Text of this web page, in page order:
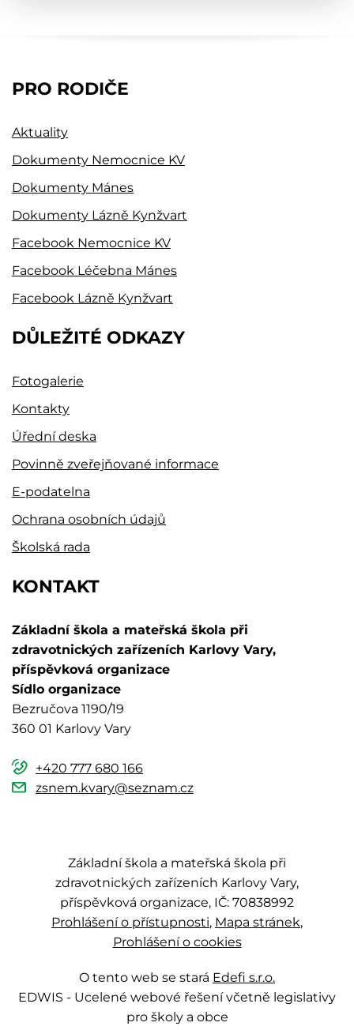
PRO RODIČE
Aktuality
Dokumenty Nemocnice KV
Dokumenty Mánes
Dokumenty Lázně Kynžvart
Facebook Nemocnice KV
Facebook Léčebna Mánes
Facebook Lázně Kynžvart
DŮLEŽITÉ ODKAZY
Fotogalerie
Kontakty
Úřední deska
Povinně zveřejňované informace
E-podatelna
Ochrana osobních údajů
Školská rada
KONTAKT
Základní škola a mateřská škola při
zdravotnických zařízeních Karlovy Vary,
příspěvková organizace
Sídlo organizace
Bezručova 1190/19
360 01 Karlovy Vary
+420 777 680 166
zsnem.kvary@seznam.cz
Základní škola a mateřská škola při
zdravotnických zařízeních Karlovy Vary,
příspěvková organizace, IČ: 70838992
Prohlášení o přístupnosti Mapa stránek
Prohlášení o cookies
O tento web se stará Edefi s.r.o.
EDWIS - Ucelené webové řešení včetně legislativy
pro školy a obce